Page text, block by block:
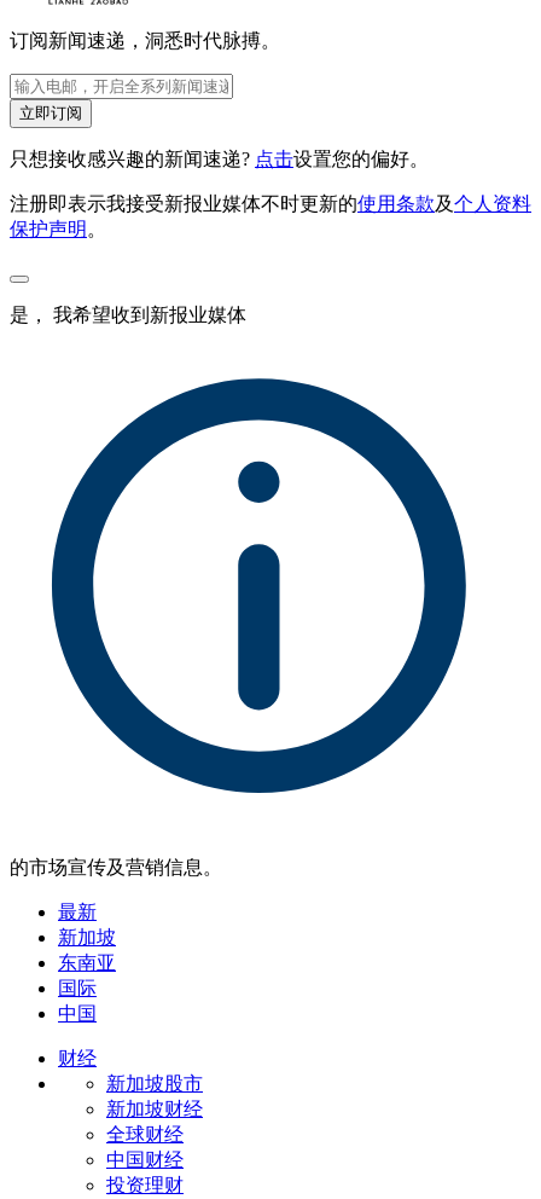
订阅新闻速递，洞悉时代脉搏。
立即订阅
只想接收感兴趣的新闻速递? 点击设置您的偏好。
注册即表示我接受新报业媒体不时更新的使用条款及个人资料
保护声明 。
是， 我希望收到新报业媒体
的市场宣传及营销信息。
最新
新加坡
东南亚
国际
中国
财经
新加坡股市
新加坡财经
全球财经
中国财经
投资理财